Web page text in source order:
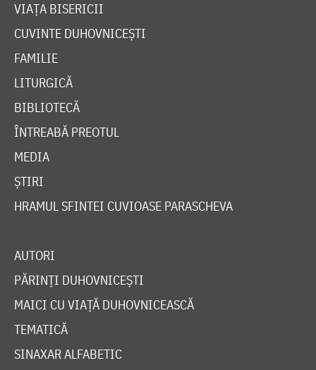
VIAȚA BISERICII
CUVINTE DUHOVNICEȘTI
FAMILIE
LITURGICĂ
BIBLIOTECĂ
ÎNTREABĂ PREOTUL
MEDIA
ȘTIRI
HRAMUL SFINTEI CUVIOASE PARASCHEVA
AUTORI
PĂRINȚI DUHOVNICEȘTI
MAICI CU VIAȚĂ DUHOVNICEASCĂ
TEMATICĂ
SINAXAR ALFABETIC